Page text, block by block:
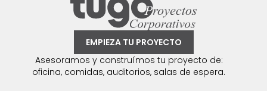
EMPIEZA TU PROYECTO
Asesoramos y construímos tu proyecto de:
oficina, comidas, auditorios, salas de espera.